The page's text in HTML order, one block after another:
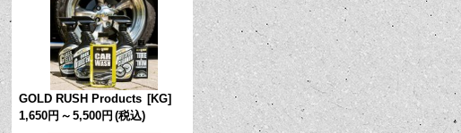
GOLD RUSH Products [KG]
1,650円 ～ 5,500円 (税込)